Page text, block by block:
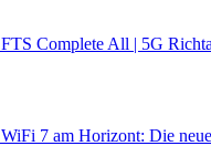
FTS Complete All | 5G
WiFi 7 am Horizont: Die